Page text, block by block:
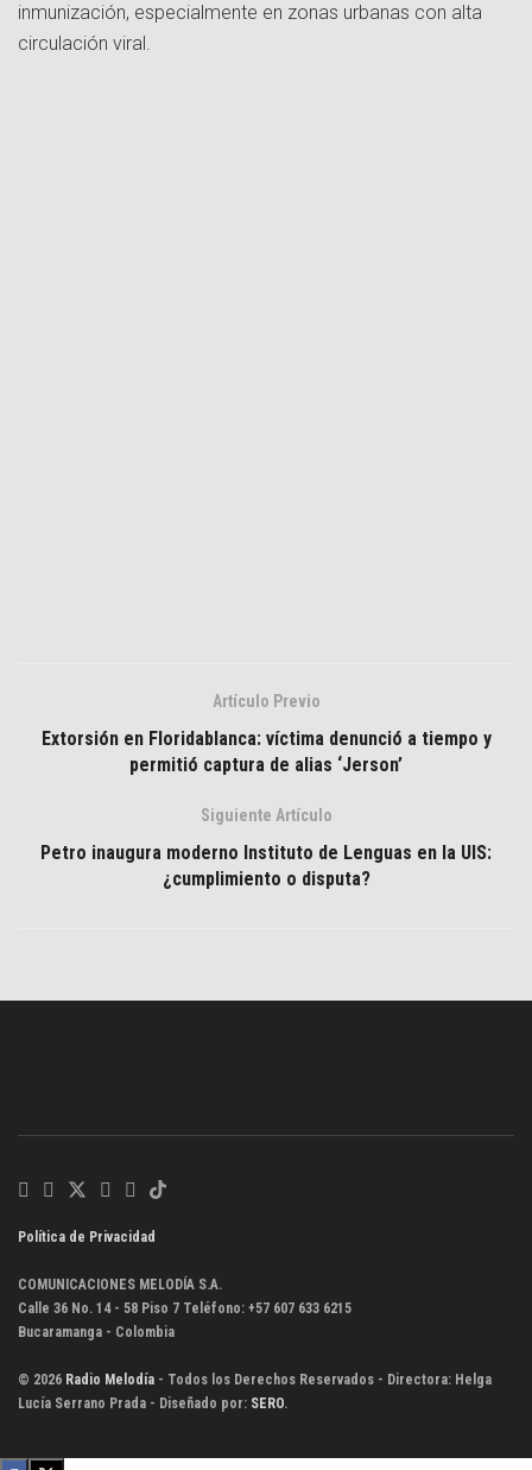
inmunización, especialmente en zonas urbanas con alta
circulación viral.
Artículo Previo
Extorsión en Floridablanca: víctima denunció a tiempo y
permitió captura de alias ‘Jerson’
Siguiente Artículo
Petro inaugura moderno Instituto de Lenguas en la UIS:
¿cumplimiento o disputa?
Política de Privacidad
COMUNICACIONES MELODÍA S.A.
Calle 36 No. 14 - 58 Piso 7 Teléfono: +57 607 633 6215
Bucaramanga - Colombia
© 2026 Radio Melodía - Todos los Derechos Reservados - Directora: Helga
Lucía Serrano Prada - Diseñado por: SERO.